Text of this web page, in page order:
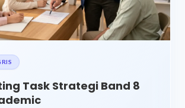
Task Strategi Band 8